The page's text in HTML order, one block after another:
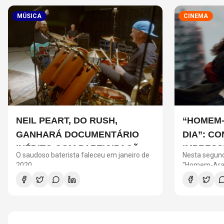
MÚSICA
NEIL PEART, DO RUSH,
GANHARÁ DOCUMENTÁRIO
INÉDITO COM PARTICIPAÇÃO
DE CHAD SMITH, STEWART
COPELAND E DANNY CAREY
O saudoso baterista faleceu em janeiro de
2020
CINEMA
DIA”:
NAS
Nesta
"Homem-
cinemas
milhões em